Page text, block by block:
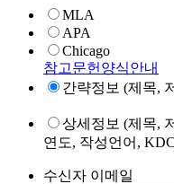
MLA
APA
Chicago
참고문헌양식안내
간략정보 (제목,
상세정보 (제목,
연도, 작성언어,
수신자 이메일